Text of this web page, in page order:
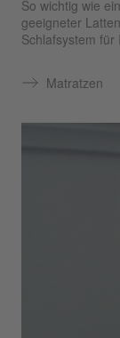
So wichtig wie
geeigneter
Schlafsystem
Matratzen